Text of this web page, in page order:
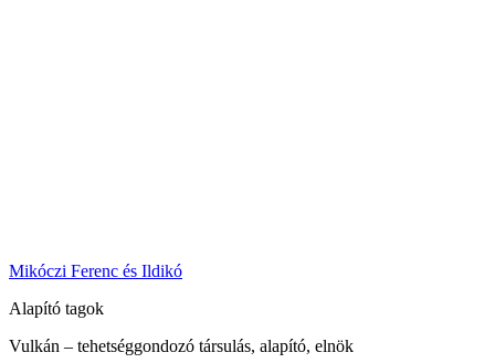
Mikóczi Ferenc és Ildikó
Alapító tagok
Vulkán – tehetséggondozó társulás, alapító, elnök